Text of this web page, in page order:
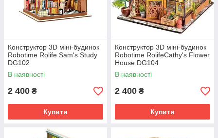
Конструктор 3D міні-будинок
Robotime Rolife Sam's Study
DG102
В наявності
2 400 ₴
Купити
Конструктор 3D міні-будинок
Robotime RolifeCathy's Flower
House DG104
В наявності
2 400 ₴
Купити